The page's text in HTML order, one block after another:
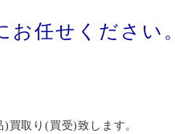
お任せください。
買取り(買受)致します。